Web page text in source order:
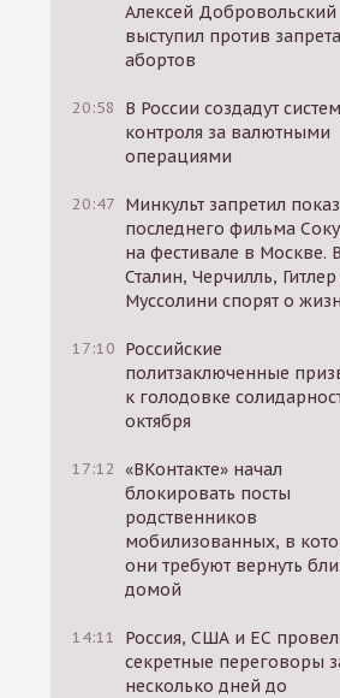
Алексей Добровольский
выступил против запрета
абортов
20:58
В России создадут
контроля за валютными
операциями
20:47 Минкульт запретил показ
последнего фильма
на фестивале в Москве.
Сталин, Черчилль, Гитлер
Муссолини спорят о
17:10 Российские
политзаключенные
к голодовке
октября
17:12 «ВКонтакте» начал
блокировать посты
родственников
мобилизованных, в
они требуют вернуть
домой
14:11
Россия, США и ЕС
секретные переговоры
несколько дней до